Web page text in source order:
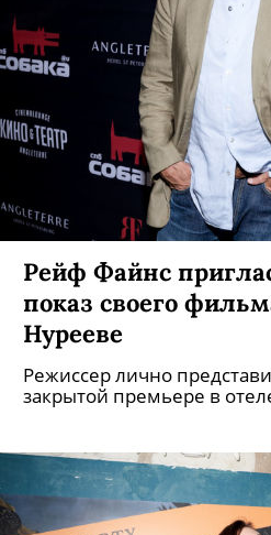
Рейф Файнс
показ своего
Нурееве
Режиссер лично
закрытой премьере в